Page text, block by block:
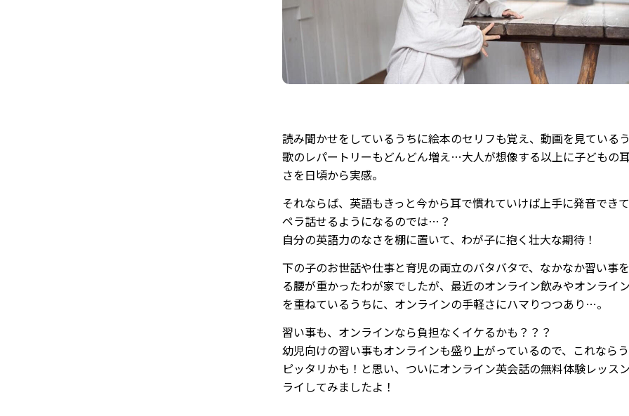
読み聞かせをしているうちに絵本のセリフも覚え、動画を見ている
歌のレパートリーもどんどん増え…大人が想像する以上に子どもの
さを日頃から実感。
それならば、英語もきっと今から耳で慣れていけば上手に発音でき
ペラ話せるようになるのでは…？
自分の英語力のなさを棚に置いて、わが子に抱く壮大な期待！
下の子のお世話や仕事と育児の両立のバタバタで、なかなか習い事
る腰が重かったわが家でしたが、最近のオンライン飲みやオンライ
を重ねているうちに、オンラインの手軽さにハマりつつあり…。
習い事も、オンラインなら負担なくイケるかも？？？
幼児向けの習い事もオンラインも盛り上がっているので、これなら
ピッタリかも！と思い、ついにオンライン英会話の無料体験レッス
ライしてみましたよ！